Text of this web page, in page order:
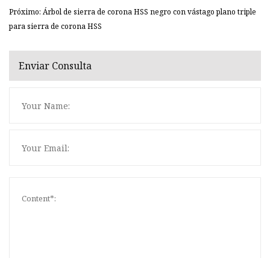
Próximo: Árbol de sierra de corona HSS negro con vástago plano triple
para sierra de corona HSS
Enviar Consulta